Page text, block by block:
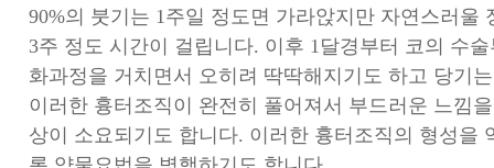
90%의 붓기는 1주일 정도면 가라앉지만 자연스러울
3주 정도 시간이 걸립니다. 이후 1달경부터 코의 수
화과정을 거치면서 오히려 딱딱해지기도 하고 당기
이러한 흉터조직이 완전히 풀어져서 부드러운 느낌
상이 소요되기도 합니다. 이러한 흉터조직의 형성을